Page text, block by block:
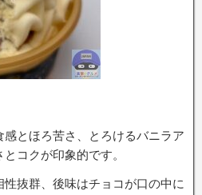
とほろ苦さ、とろけるバニラア
コクが印象的です。
抜群、後味はチョコが口の中に